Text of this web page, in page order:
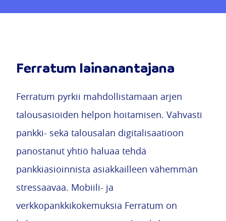
Ferratum lainanantajana
Ferratum pyrkii mahdollistamaan arjen
talousasioiden helpon hoitamisen. Vahvasti
pankki- sekä talousalan digitalisaatioon
panostanut yhtiö haluaa tehdä
pankkiasioinnista asiakkailleen vähemmän
stressaavaa. Mobiili- ja
verkkopankkikokemuksia Ferratum on